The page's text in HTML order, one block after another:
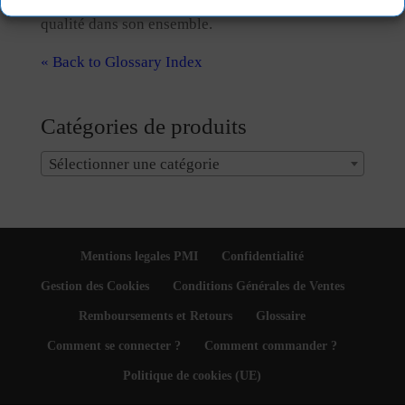
qualité dans son ensemble.
« Back to Glossary Index
Catégories de produits
Sélectionner une catégorie
Mentions legales PMI Confidentialité
Gestion des Cookies Conditions Générales de Ventes
Remboursements et Retours Glossaire
Comment se connecter ? Comment commander ?
Politique de cookies (UE)